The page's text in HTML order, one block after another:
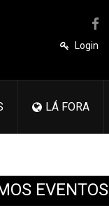
Login
LÁ FORA
EVENTOS